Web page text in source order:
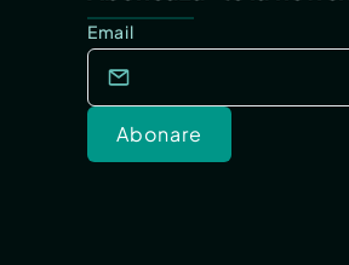
Email
Abonare